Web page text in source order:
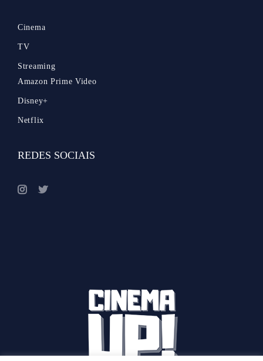
Cinema
TV
Streaming
Amazon Prime Video
Disney+
Netflix
REDES SOCIAIS